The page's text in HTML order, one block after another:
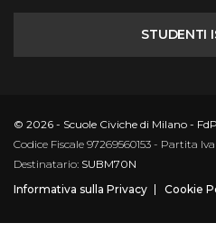
STUDENTI
© 2026 - Scuole Civiche di Milano - FdP
Codice Fiscale 97269560153 - Partita
Destinatario: SUBM70N
Informativa sulla Privacy
Cookie